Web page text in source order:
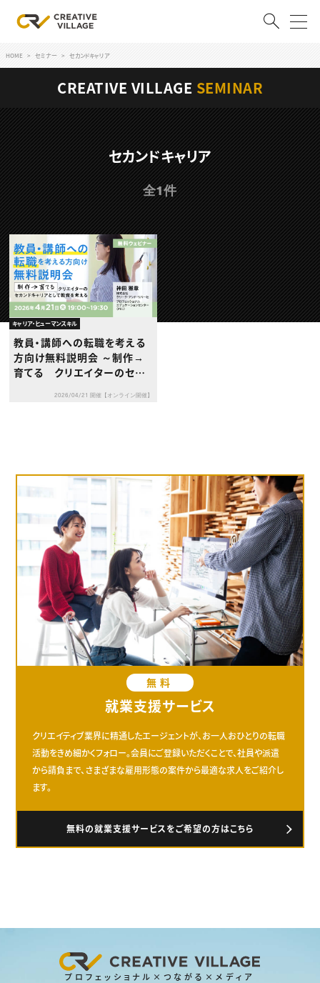
ログイン 会員登録
RECRUIT
クリエイター求人を探す
CREATIVE JOB求人検索
特集求人
採用説明会
転職支援サービス
CONTENTS
スキルアップしたい！
スキルアップしたい！ トップ
デザイン
プログラミング
動画配信・映像制作
編集・ライティング
マーケティング
ディレクション
業界解説・キャリア事情
お役立ち基礎知識
TOP Creator’s コラム
TOP Creator’s コラム トップ
Webクリエイター
アプリクリエイター
ゲームクリエイター
映像クリエイター
マーケッター
クリエイターインタビュー
セミナー
ニュース・トレンド
ニュース・トレンド トップ
プロフェッショナル×つながる×メディア
HOME セミナー セカンドキャリア
CREATIVE VILLAGE SEMINAR
セカンドキャリア
全1件
キャリア・ヒューマンスキル
教員・講師への転職を考える
方向け無料説明会 ～制作→
育てる クリエイターのセカ
2026/04/21 開催【オンライン開催】
無料
就業支援サービス
クリエイティブ業界に精通したエージェントが、お一人おひとりの転職
活動をきめ細かくフォロー。会員にご登録いただくことで、社員や派遣
から請負まで、さまざまな雇用形態の案件から最適な求人をご紹介し
ます。
無料の就業支援サービスをご希望の方はこちら
プロフェッショナル×つながる×メディア